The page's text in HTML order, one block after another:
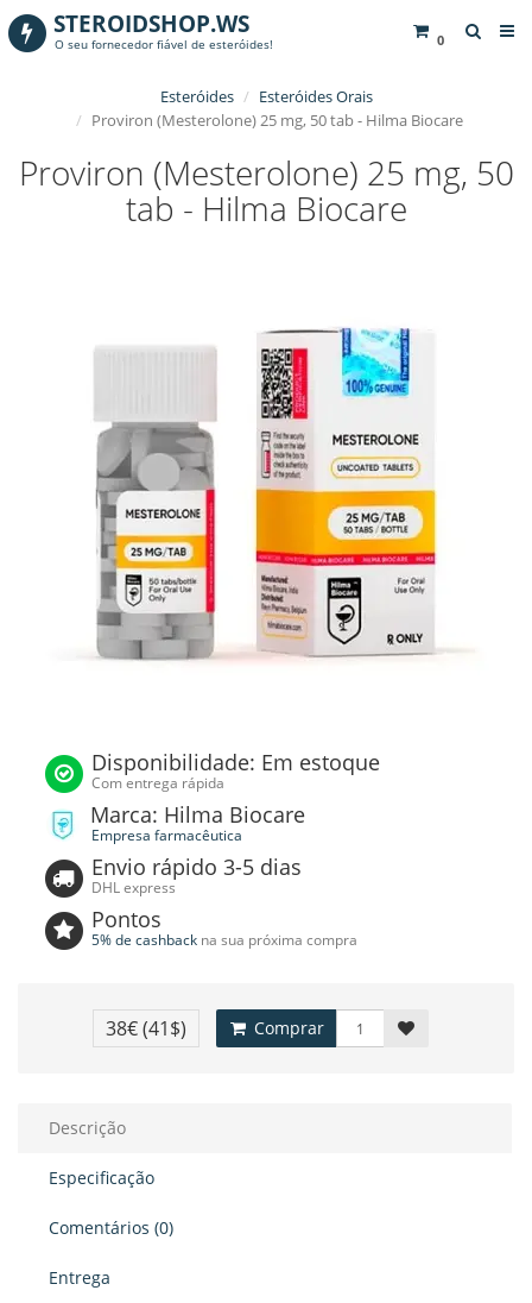
0
STEROIDSHOP.WS
O seu fornecedor fiável de esteróides!
Esteróides
Esteróides Orais
Proviron (Mesterolone) 25 mg, 50 tab - Hilma Biocare
Proviron (Mesterolone) 25 mg, 50
tab - Hilma Biocare
Disponibilidade: Em estoque
Com entrega rápida
Marca: Hilma Biocare
Empresa farmacêutica
Envio rápido 3-5 dias
DHL express
Pontos
5% de cashback na sua próxima compra
38€(41$) Comprar
Descrição
Especificação
Comentários (0)
Entrega